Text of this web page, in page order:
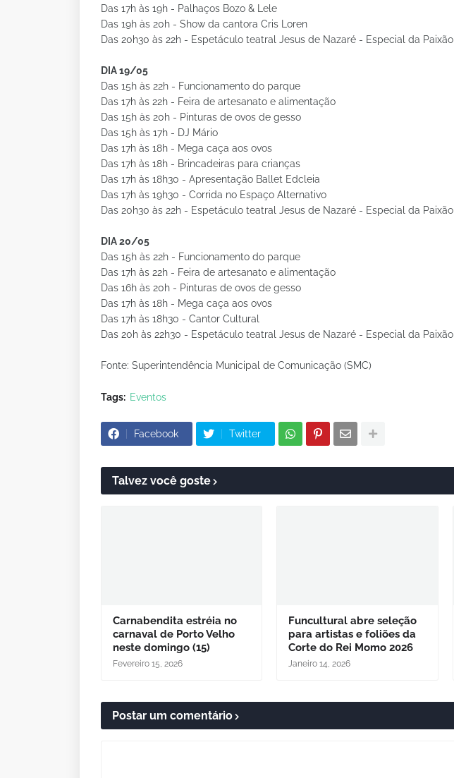
Das 17h às 19h - Palhaços Bozo & Lele
Das 19h às 20h - Show da cantora Cris Loren
Das 20h30 às 22h - Espetáculo teatral Jesus de Nazaré - Especial da Paixão
DIA 19/05
Das 15h às 22h - Funcionamento do parque
Das 17h às 22h - Feira de artesanato e alimentação
Das 15h às 20h - Pinturas de ovos de gesso
Das 15h às 17h - DJ Mário
Das 17h às 18h - Mega caça aos ovos
Das 17h às 18h - Brincadeiras para crianças
Das 17h às 18h30 - Apresentação Ballet Edcleia
Das 17h às 19h30 - Corrida no Espaço Alternativo
Das 20h30 às 22h - Espetáculo teatral Jesus de Nazaré - Especial da Paixão
DIA 20/05
Das 15h às 22h - Funcionamento do parque
Das 17h às 22h - Feira de artesanato e alimentação
Das 16h às 20h - Pinturas de ovos de gesso
Das 17h às 18h - Mega caça aos ovos
Das 17h às 18h30 - Cantor Cultural
Das 20h às 22h30 - Espetáculo teatral Jesus de Nazaré - Especial da Paixão
Fonte: Superintendência Municipal de Comunicação (SMC)
Tags: Eventos
Facebook Twitter
Talvez você goste
Carnabendita estréia no
carnaval de Porto Velho
neste domingo (15)
Fevereiro 15, 2026
Funcultural abre seleção
para artistas e foliões da
Corte do Rei Momo 2026
Janeiro 14, 2026
Postar um comentário